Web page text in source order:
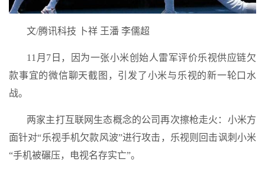
文/腾讯科技 卜祥 王潘 李儒超
11月7日，因为一张小米创始人雷军评价乐视供应链欠
款事宜的微信聊天截图，引发了小米与乐视的新一轮口水
战。
两家主打互联网生态概念的公司再次擦枪走火：小米方
面针对“乐视手机欠款风波”进行攻击，乐视则回击讽刺小米
“手机被碾压，电视名存实亡”。